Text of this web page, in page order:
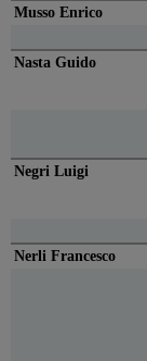
Musso Enrico
Nasta Guido
Negri Luigi
Nerli Francesco